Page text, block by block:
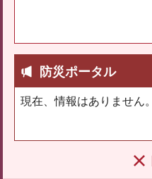
防災ポータル
現在、情報はありません。